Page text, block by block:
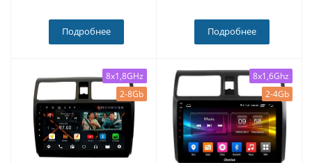
Подробнее Подробнее
8x1,8GHz
2-8Gb
8x1,6Ghz
2-4Gb